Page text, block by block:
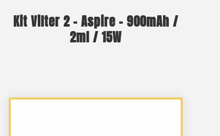
Kit Vilter 2 – Aspire – 900mAh /
2ml / 15W